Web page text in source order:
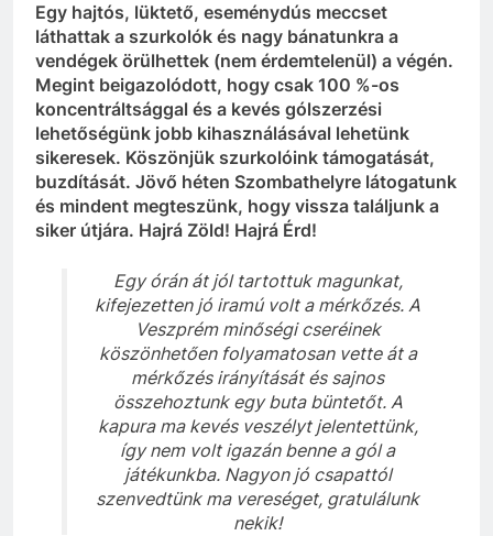
Egy hajtós, lüktető, eseménydús meccset
láthattak a szurkolók és nagy bánatunkra a
vendégek örülhettek (nem érdemtelenül) a végén.
Megint beigazolódott, hogy csak 100 %-os
koncentráltsággal és a kevés gólszerzési
lehetőségünk jobb kihasználásával lehetünk
sikeresek. Köszönjük szurkolóink támogatását,
buzdítását. Jövő héten Szombathelyre látogatunk
és mindent megteszünk, hogy vissza találjunk a
siker útjára. Hajrá Zöld! Hajrá Érd!
Egy órán át jól tartottuk magunkat,
kifejezetten jó iramú volt a mérkőzés. A
Veszprém minőségi cseréinek
köszönhetően folyamatosan vette át a
mérkőzés irányítását és sajnos
összehoztunk egy buta büntetőt. A
kapura ma kevés veszélyt jelentettünk,
így nem volt igazán benne a gól a
játékunkba. Nagyon jó csapattól
szenvedtünk ma vereséget, gratulálunk
nekik!